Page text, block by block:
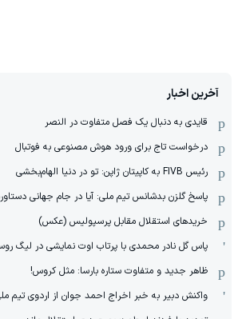
آخرین اخبار
قایدی به دنبال یک فصل متفاوت در النصر
درخواست تاج برای ورود هوش مصنوعی به فوتبال
رئیس FIVB به کاپیتان ژاپن: تو در دنیا الهام‌بخشی
پاسخ گلزن بدشانس تیم ملی: آیا در جام جهانی
خریدهای استقلال مقابل پرسپولیس (عکس)
پاس گل نادر محمدی با پرتاب اوت نمایشی در لیگ
ظاهر جدید و متفاوت ستاره بارسا: مثل کروس!
واکنش دبیر به خبر اخراج احمد جوان از اردوی تیم